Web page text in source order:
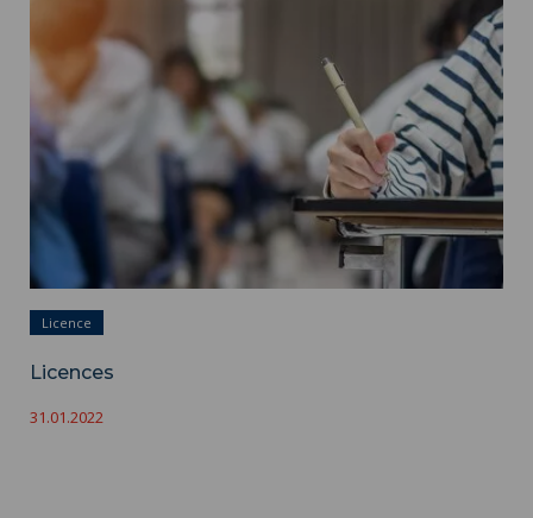
Licence
Licences
31.01.2022